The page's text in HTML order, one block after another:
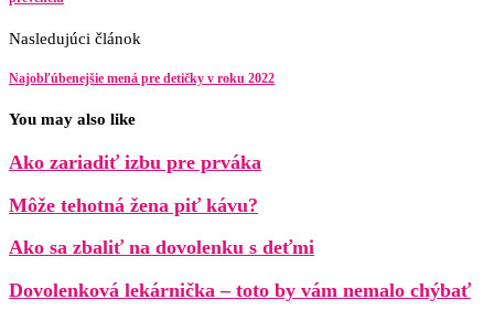
Nasledujúci článok
Najobľúbenejšie mená pre detičky v roku 2022
You may also like
Ako zariadiť izbu pre prváka
Môže tehotná žena piť kávu?
Ako sa zbaliť na dovolenku s deťmi
Dovolenková lekárnička – toto by vám nemalo chýbať